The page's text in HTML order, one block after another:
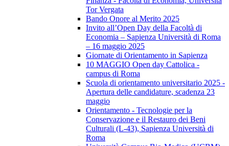
Tor Vergata
Bando Onore al Merito 2025
Invito all’Open Day della Facoltà di
Economia – Sapienza Università di Roma
– 16 maggio 2025
Giornate di Orientamento in Sapienza
10 MAGGIO Open day Cattolica -
campus di Roma
Scuola di orientamento universitario 2025 -
Apertura delle candidature, scadenza 23
maggio
Orientamento - Tecnologie per la
Conservazione e il Restauro dei Beni
Culturali (L-43), Sapienza Università di
Roma